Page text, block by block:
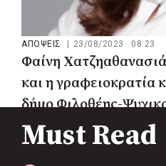
ΑΠΟΨΕΙΣ | 23/08/2023 · 08:23
Φαίνη
και η γραφειοκρατία
δήμο Φιλοθέης-
Must Read